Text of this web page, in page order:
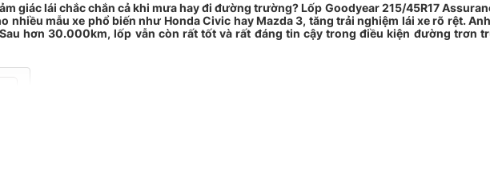
giác lái chắc chắn cả khi mưa hay đi đường trường? Lốp Goodyear215/45R17
nhiều mẫu xe phổ biến như Honda Civic hay Mazda 3, tăng trải nghiệm lái xe rõ rệt.
hơn 30.000km, lốp vẫn còn rất tốt và rất đáng tin cậy trong điều kiện đường trơn